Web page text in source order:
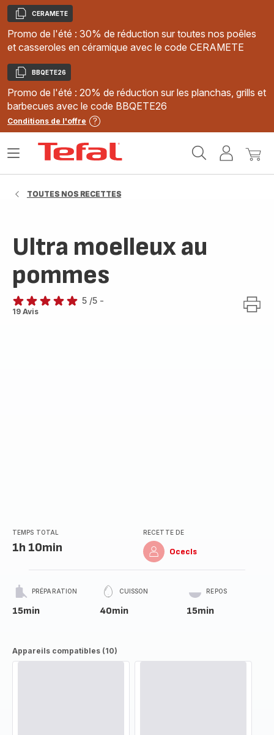
Copier
CERAMETE
Promo de l'été : 30% de réduction sur toutes nos poêles
et casseroles en céramique avec le code CERAMETE
Copier
BBQETE26
Promo de l'été : 20% de réduction sur les planchas, grills et
barbecues avec le code BBQETE26
Conditions de l'offre
MonMon
Ouvrir
TOUTES NOS RECETTES
Ultra moelleux au
pommes
Avis
5 /5 -
19 Avis
TEMPS TOTAL
1h 10min
RECETTE DE
Ocecls
PRÉPARATION
15min
CUISSON
40min
REPOS
15min
Appareils compatibles (10)